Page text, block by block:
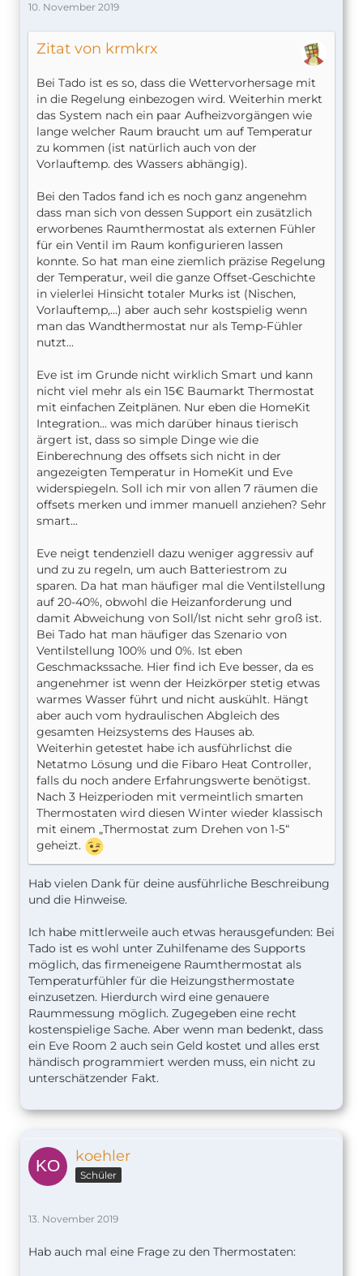
10. November 2019
Zitat von krmkrx
Bei Tado ist es so, dass die Wettervorhersage mit
in die Regelung einbezogen wird. Weiterhin merkt
das System nach ein paar Aufheizvorgängen wie
lange welcher Raum braucht um auf Temperatur
zu kommen (ist natürlich auch von der
Vorlauftemp. des Wassers abhängig).
Bei den Tados fand ich es noch ganz angenehm
dass man sich von dessen Support ein zusätzlich
erworbenes Raumthermostat als externen Fühler
für ein Ventil im Raum konfigurieren lassen
konnte. So hat man eine ziemlich präzise Regelung
der Temperatur, weil die ganze Offset-Geschichte
in vielerlei Hinsicht totaler Murks ist (Nischen,
Vorlauftemp,...) aber auch sehr kostspielig wenn
man das Wandthermostat nur als Temp-Fühler
nutzt...
Eve ist im Grunde nicht wirklich Smart und kann
nicht viel mehr als ein 15€ Baumarkt Thermostat
mit einfachen Zeitplänen. Nur eben die HomeKit
Integration... was mich darüber hinaus tierisch
ärgert ist, dass so simple Dinge wie die
Einberechnung des offsets sich nicht in der
angezeigten Temperatur in HomeKit und Eve
widerspiegeln. Soll ich mir von allen 7 räumen die
offsets merken und immer manuell anziehen? Sehr
smart...
Eve neigt tendenziell dazu weniger aggressiv auf
und zu zu regeln, um auch Batteriestrom zu
sparen. Da hat man häufiger mal die Ventilstellung
auf 20-40%, obwohl die Heizanforderung und
damit Abweichung von Soll/Ist nicht sehr groß ist.
Bei Tado hat man häufiger das Szenario von
Ventilstellung 100% und 0%. Ist eben
Geschmackssache. Hier find ich Eve besser, da es
angenehmer ist wenn der Heizkörper stetig etwas
warmes Wasser führt und nicht auskühlt. Hängt
aber auch vom hydraulischen Abgleich des
gesamten Heizsystems des Hauses ab.
Weiterhin getestet habe ich ausführlichst die
Netatmo Lösung und die Fibaro Heat Controller,
falls du noch andere Erfahrungswerte benötigst.
Nach 3 Heizperioden mit vermeintlich smarten
Thermostaten wird diesen Winter wieder klassisch
mit einem „Thermostat zum Drehen von 1-5“
geheizt.
Hab vielen Dank für deine ausführliche Beschreibung
und die Hinweise.
Ich habe mittlerweile auch etwas herausgefunden: Bei
Tado ist es wohl unter Zuhilfename des Supports
möglich, das firmeneigene Raumthermostat als
Temperaturfühler für die Heizungsthermostate
einzusetzen. Hierdurch wird eine genauere
Raummessung möglich. Zugegeben eine recht
kostenspielige Sache. Aber wenn man bedenkt, dass
ein Eve Room 2 auch sein Geld kostet und alles erst
händisch programmiert werden muss, ein nicht zu
unterschätzender Fakt.
koehler
Schüler
13. November 2019
Hab auch mal eine Frage zu den Thermostaten: